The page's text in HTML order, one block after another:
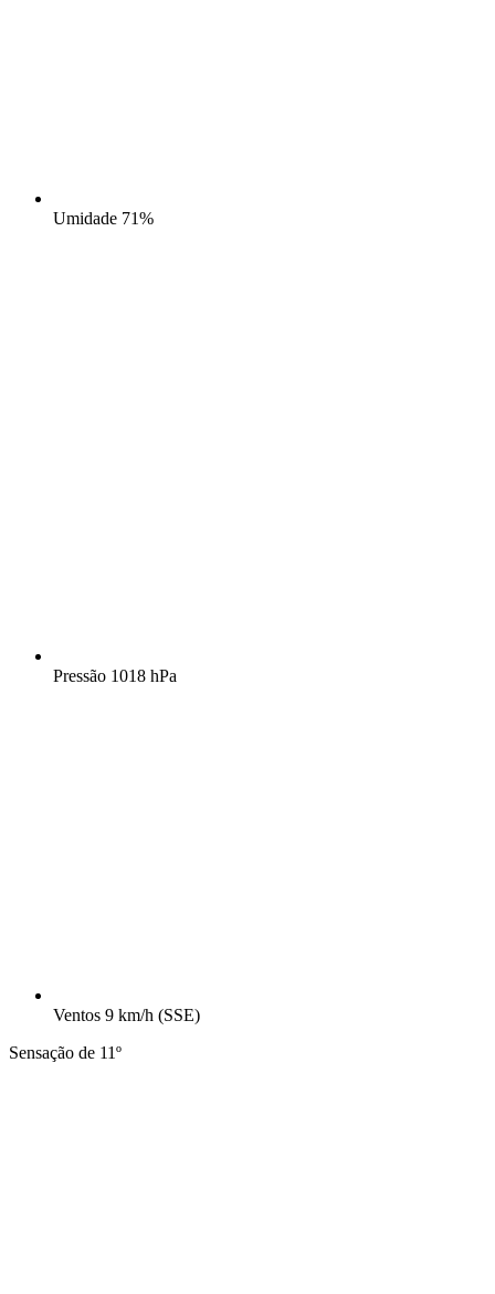
Umidade 71%
Pressão 1018 hPa
Ventos 9 km/h (SSE)
Sensação de 11º